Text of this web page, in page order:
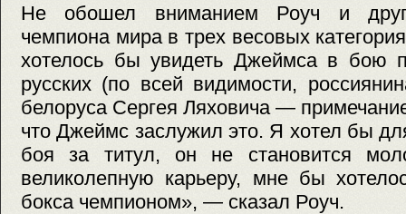
Не обошел вниманием Роуч и
чемпиона мира в трех весовых
хотелось бы увидеть Джеймса в бою
русских (по всей видимости,
белоруса Сергея Ляховича —
что Джеймс заслужил это. Я хотел бы
боя за титул, он не становится
великолепную карьеру, мне бы
бокса чемпионом», — сказал Роуч.